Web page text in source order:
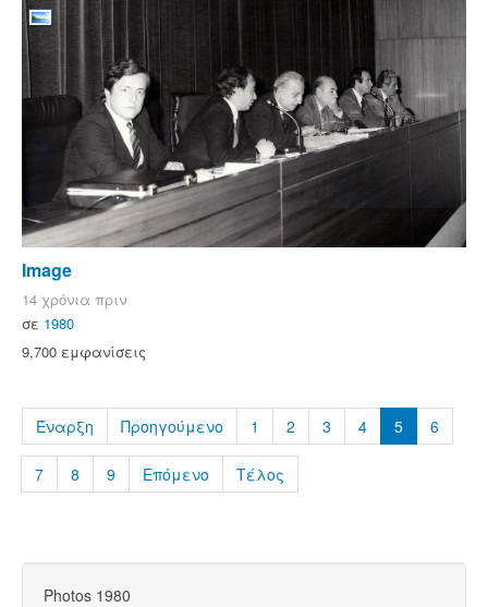
Image
14 χρόνια πριν
σε 1980
9,700 εμφανίσεις
Έναρξη Προηγούμενο 1 2 3 4 5 6
7 8 9 Επόμενο Τέλος
Photos 1980